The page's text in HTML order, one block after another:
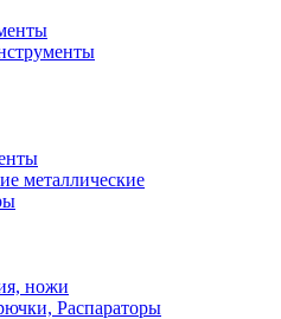
металлические
ножи
Распараторы